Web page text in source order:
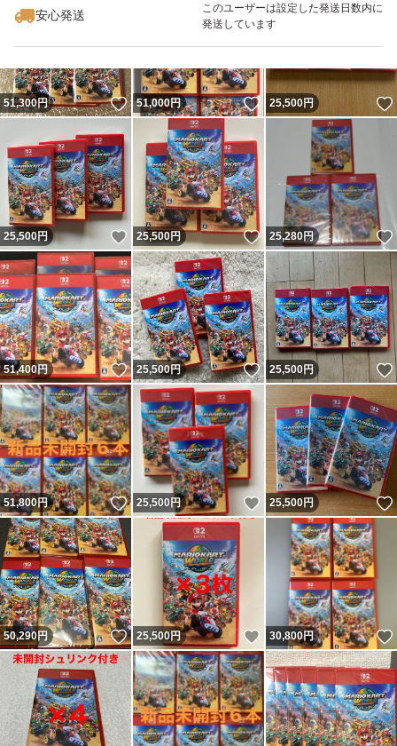
安心発送
このユーザーは設定した発送日数内に
発送しています
51,300円 いいね！
51,000円 いいね！
25,500円
25,500円 いいね！
25,500円 いいね！
25,280円
51,400円 いいね！
25,500円 いいね！
25,500円
51,800円 いいね！
25,500円 いいね！
25,500円
50,290円 いいね！
25,500円 いいね！
30,800円